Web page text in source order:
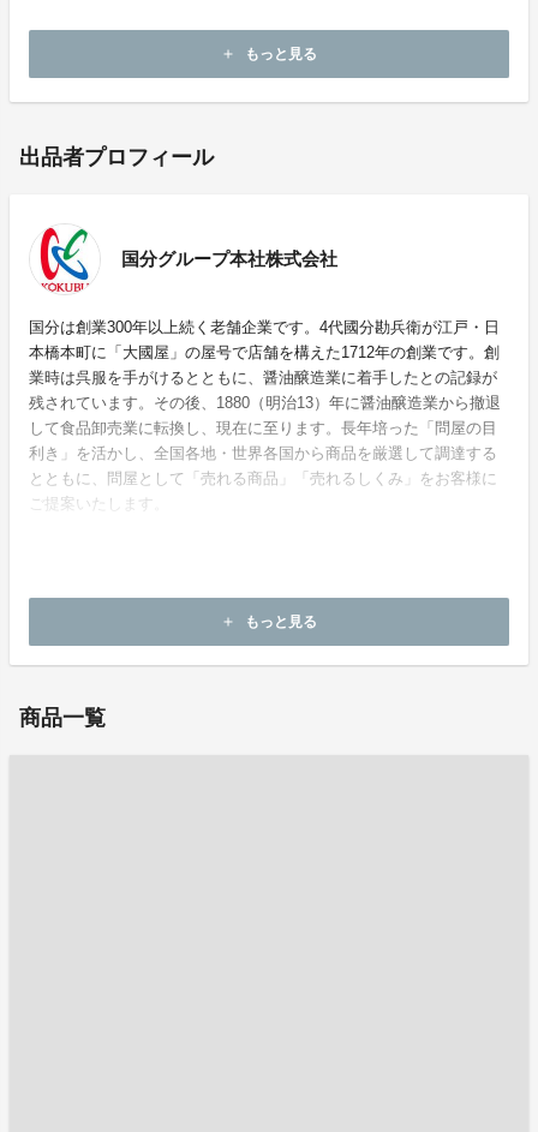
add もっと見る
出品者プロフィール
国分グループ本社株式会社
国分は創業300年以上続く老舗企業です。4代國分勘兵衛が江戸・日
本橋本町に「大國屋」の屋号で店舗を構えた1712年の創業です。創
業時は呉服を手がけるとともに、醤油醸造業に着手したとの記録が
残されています。その後、1880（明治13）年に醤油醸造業から撤退
して食品卸売業に転換し、現在に至ります。長年培った「問屋の目
利き」を活かし、全国各地・世界各国から商品を厳選して調達する
とともに、問屋として「売れる商品」「売れるしくみ」をお客様に
ご提案いたします。
add もっと見る
商品一覧